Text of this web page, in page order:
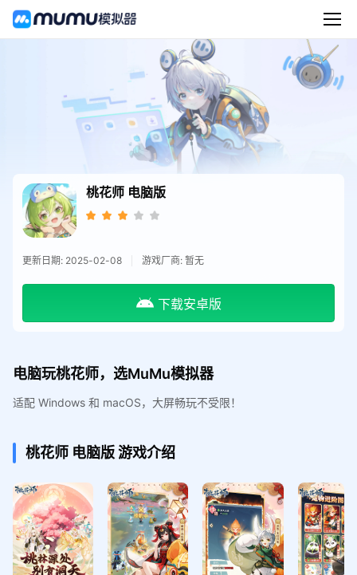
桃花师 电脑版
更新日期: 2025-02-08 游戏厂商: 暂无
下载安卓版
电脑玩桃花师，选MuMu模拟器
适配 Windows 和 macOS，大屏畅玩不受限！
桃花师 电脑版游戏介绍